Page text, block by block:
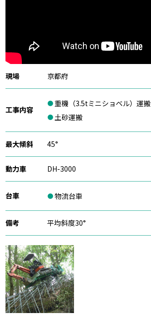
現場 京都府
工事内容
重機（3.5tミニショベル）運搬
土砂運搬
最大傾斜 45°
動力車 DH-3000
台車 物流台車
備考 平均斜度30°